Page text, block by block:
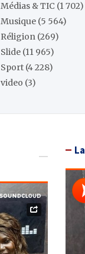
Médias & TIC (1 702)
Musique (5 564)
Réligion (269)
Slide (11 965)
Sport (4 228)
video (3)